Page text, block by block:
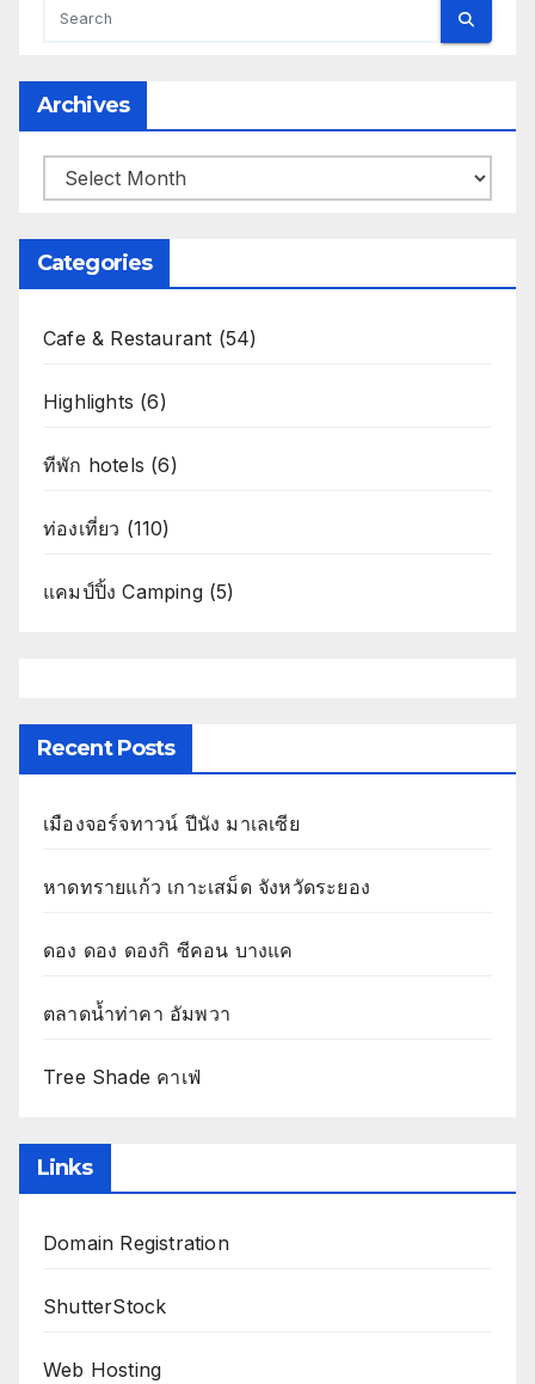
Archives
Archives
Categories
Cafe & Restaurant (54)
Highlights (6)
ทีพัก hotels (6)
ท่องเที่ยว (110)
แคมป์ปิ้ง Camping(5)
Recent Posts
เมืองจอร์จทาวน์ ปีนัง มาเลเซีย
หาดทรายแก้ว เกาะเสม็ด จังหวัดระยอง
ดอง ดอง ดองกิ ซีคอน บางแค
ตลาดน้ำท่าคา อัมพวา
Tree Shade คาเฟ่
Links
Domain Registration
ShutterStock
Web Hosting